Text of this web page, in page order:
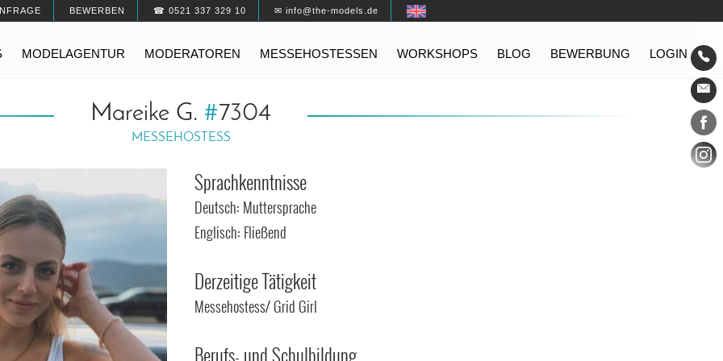
BEWERBEN ☎ 0521 337 329 10 ✉ info@the-models.de
MODELAGENTUR MODERATOREN MESSEHOSTESSEN WORKSHOPS BLOG BEWERBUNG LOGIN
Mareike G. #7304
MESSEHOSTESS
Sprachkenntnisse
Deutsch: Muttersprache
Englisch: Fließend
Derzeitige Tätigkeit
Messehostess/ Grid Girl
Berufs- und Schulbildung